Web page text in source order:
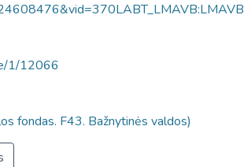
1/12066
fondas. F43. Bažnytinės valdos)